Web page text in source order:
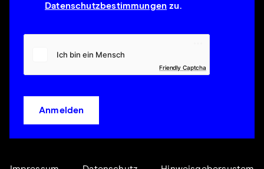
Datenschutzbestimmungen zu.
Friendly Captcha
Anmelden